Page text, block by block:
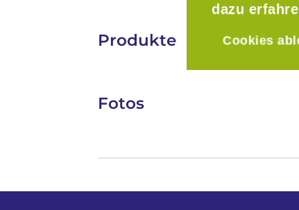
dazu
Cookies
Produkte
Fotos